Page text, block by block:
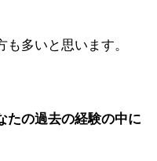
多いと思います。
たの過去の経験の中に